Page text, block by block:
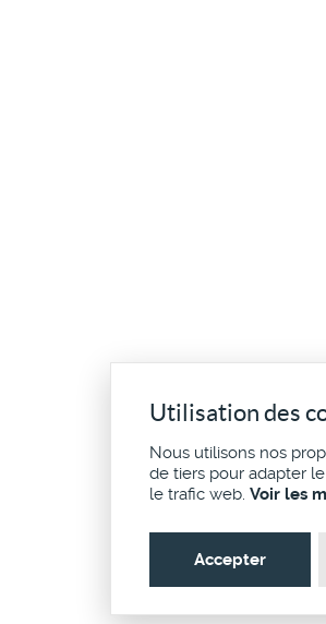
Utilisation des
Nous utilisons nos
de tiers pour adapter
le trafic web. Voir les
Accepter